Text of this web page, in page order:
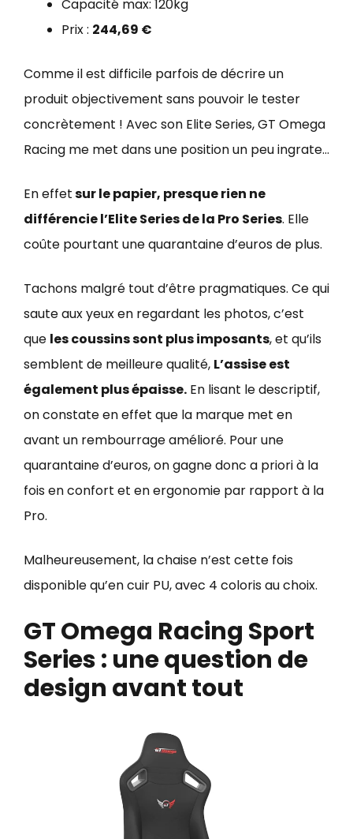
Capacité max: 120kg
Prix : 244,69 €
Comme il est difficile parfois de décrire un
produit objectivement sans pouvoir le tester
concrètement ! Avec son Elite Series, GT Omega
Racing me met dans une position un peu ingrate…
En effetsur le papier, presque rien ne
différencie l’Elite Series de la Pro Series. Elle
coûte pourtant une quarantaine d’euros de plus.
Tachons malgré tout d’être pragmatiques. Ce qui
saute aux yeux en regardant les photos, c’est
que les coussins sont plus imposants, et qu’ils
semblent de meilleure qualité, L’assise est
également plus épaisse. En lisant le descriptif,
on constate en effet que la marque met en
avant un rembourrage amélioré. Pour une
quarantaine d’euros, on gagne donc a priori à la
fois en confort et en ergonomie par rapport à la
Pro.
Malheureusement, la chaise n’est cette fois
disponible qu’en cuir PU, avec 4 coloris au choix.
GT Omega Racing Sport
Series : une question de
design avant tout